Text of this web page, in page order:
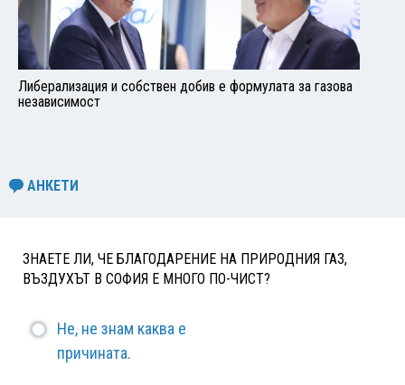
Либерализация и собствен добив е формулата за газова
независимост
АНКЕТИ
ЗНАЕТЕ ЛИ, ЧЕ БЛАГОДАРЕНИЕ НА ПРИРОДНИЯ ГАЗ,
ВЪЗДУХЪТ В СОФИЯ Е МНОГО ПО-ЧИСТ?
Не, не знам каква е
причината.